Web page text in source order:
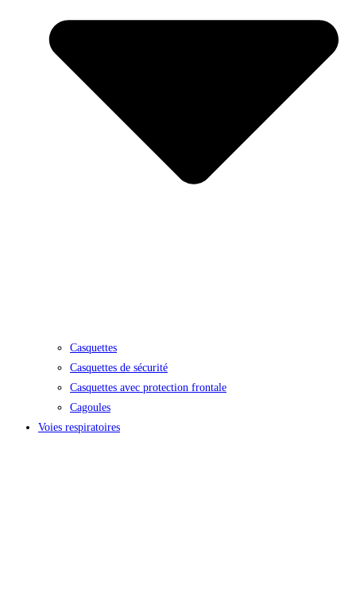
Casquettes
Casquettes de sécurité
Casquettes avec protection frontale
Cagoules
Voies respiratoires